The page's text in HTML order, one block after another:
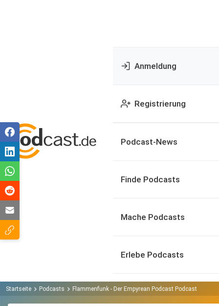
Anmeldung
Registrierung
Podcast-News
Finde Podcasts
Mache Podcasts
Erlebe Podcasts
Startseite Podcasts Flammenfunk - Der Empyrean Podcast Podcast